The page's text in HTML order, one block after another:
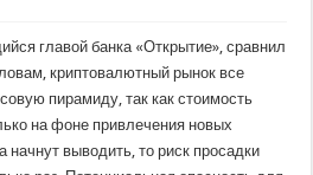
главой банка «Открытие», сравнил
криптовалютный рынок все
пирамиду, так как стоимость
на фоне привлечения новых
начнут выводить, то риск просадки